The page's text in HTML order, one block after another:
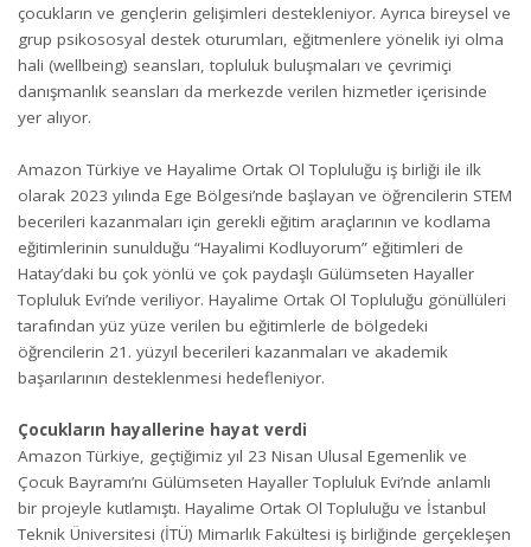
çocukların ve gençlerin gelişimleri destekleniyor. Ayrıca bireysel ve
grup psikososyal destek oturumları, eğitmenlere yönelik iyi olma
hali (wellbeing) seansları, topluluk buluşmaları ve çevrimiçi
danışmanlık seansları da merkezde verilen hizmetler içerisinde
yer alıyor.
Amazon Türkiye ve Hayalime Ortak Ol Topluluğu iş birliği ile ilk
olarak 2023 yılında Ege Bölgesi’nde başlayan ve öğrencilerin STEM
becerileri kazanmaları için gerekli eğitim araçlarının ve kodlama
eğitimlerinin sunulduğu “Hayalimi Kodluyorum” eğitimleri de
Hatay’daki bu çok yönlü ve çok paydaşlı Gülümseten Hayaller
Topluluk Evi’nde veriliyor. Hayalime Ortak Ol Topluluğu gönüllüleri
tarafından yüz yüze verilen bu eğitimlerle de bölgedeki
öğrencilerin 21. yüzyıl becerileri kazanmaları ve akademik
başarılarının desteklenmesi hedefleniyor.
Çocukların hayallerine hayat verdi
Amazon Türkiye, geçtiğimiz yıl 23 Nisan Ulusal Egemenlik ve
Çocuk Bayramı’nı Gülümseten Hayaller Topluluk Evi’nde anlamlı
bir projeyle kutlamıştı. Hayalime Ortak Ol Topluluğu ve İstanbul
Teknik Üniversitesi (İTÜ) Mimarlık Fakültesi iş birliğinde gerçekleşen